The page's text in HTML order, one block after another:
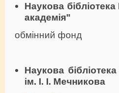
Наукова
академія"
обмінний фонд
Наукова
ім. І. І. Мечникова